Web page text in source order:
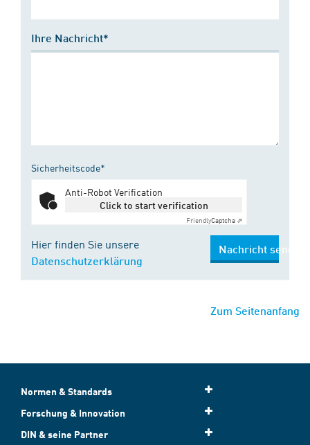
Ihre Nachricht*
Sicherheitscode*
Anti-Robot Verification
Click to start verification
FriendlyCaptcha ⇗
Hier finden Sie unsere
Datenschutzerklärung
Nachricht senden
Zum Seitenanfang
Normen & Standards
Forschung & Innovation
DIN & seine Partner